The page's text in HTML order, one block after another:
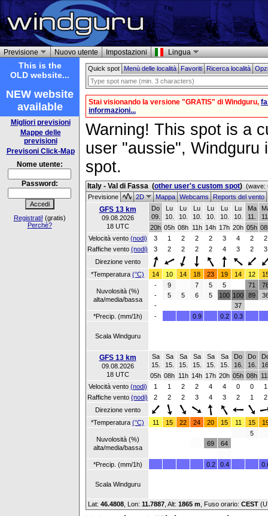
Previsione Nuovo utente Impostazioni Lingua
This is the
OLD website...
NEW website
available
Migliori previsioni
Mappe delle
previsioni
Previsoni Click-Map
Nome utente:
Password:
Registrati! (gratis)
Perchè?
Quick spot Menù delle localitàFavoritiRicerca località
Stai visionando la versione "GRATIS" di Windguru,
informazioni...
Warning! This spot is a
user "aussie",
spot.
Italy - Val di Fassa (other user's custom spot) (wave:
Previsione
2D MappaWebcamsReports del vento
GFS 13 km
09.08.2026
18 UTC
Do
09.
Lu
10.
Lu
10.
Lu
10.
Lu
10.
Lu
10.
Lu
10.
Ma
11.
20h 05h 08h 11h 14h 17h 20h 05h
Velocità vento (nodi) 3 1 2 2 2 3 4 2
2
Raffiche vento (nodi) 3 2 2 2 2 4 3 2
3
Direzione vento
*Temperatura (°C) 14 10 14 18 23 19 14 12
Nuvolosità (%)
alta/media/bassa
-
-
-
9
5
5
7
6
5
5
5
100 100
37
71
89
*Precip. (mm/1h) - 0.9 0.2 0.3
Scala Windguru
GFS 13 km
09.08.2026
18 UTC
Sa
15.
Sa
15.
Sa
15.
Sa
15.
Sa
15.
Sa
15.
Do
16.
Do
16.
05h 08h 11h 14h 17h 20h 05h 08h
Velocità vento (nodi) 1 1 2 2 4 4 0 0
1
Raffiche vento (nodi) 2 2 2 3 4 3 2 1
2
Direzione vento
*Temperatura (°C) 11 15 22 24 20 15 11 15
Nuvolosità (%)
alta/media/bassa
69 64
5
*Precip. (mm/1h) 0.2 0.4
Scala Windguru
Lat: 46.4808 , Lon: 11.7887 Alt: 1865 m , Fuso orario: CEST